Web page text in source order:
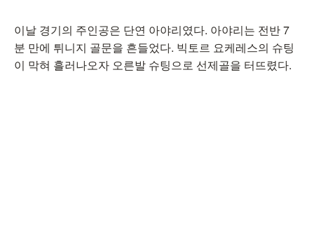
이날 경기의 주인공은 단연 아야리였다. 아야리는 전반 7
분 만에 튀니지 골문을 흔들었다. 빅토르 요케레스의 슈팅
이 막혀 흘러나오자 오른발 슈팅으로 선제골을 터뜨렸다.